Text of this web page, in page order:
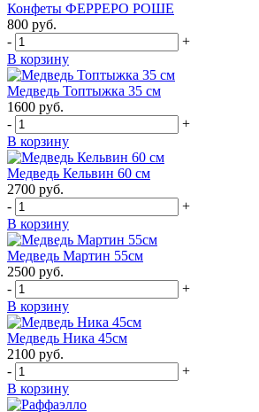
Конфеты ФЕРРЕРО РОШЕ
800 руб.
-
+
В корзину
Медведь Топтыжка 35 см
1600 руб.
-
+
В корзину
Медведь Кельвин 60 см
2700 руб.
-
+
В корзину
Медведь Мартин 55см
2500 руб.
-
+
В корзину
Медведь Ника 45см
2100 руб.
-
+
В корзину